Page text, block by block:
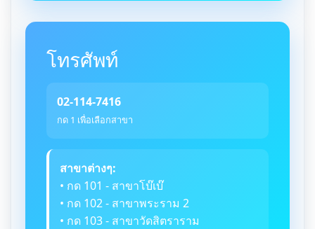
โทรศัพท์
02-114-7416
กด 1 เพื่อเลือกสาขา
สาขาต่างๆ:
• กด 101 - สาขาโบ๊เบ๊
• กด 102 - สาขาพระราม 2
• กด 103 - สาขาวัดสิตราราม